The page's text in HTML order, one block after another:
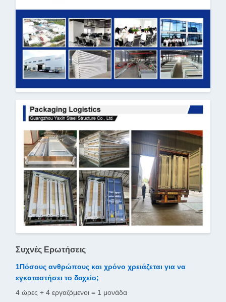
Συχνές Ερωτήσεις
1Πόσους ανθρώπους και χρόνο χρειάζεται για να
εγκαταστήσει το δοχείο;
4 ώρες + 4 εργαζόμενοι = 1 μονάδα